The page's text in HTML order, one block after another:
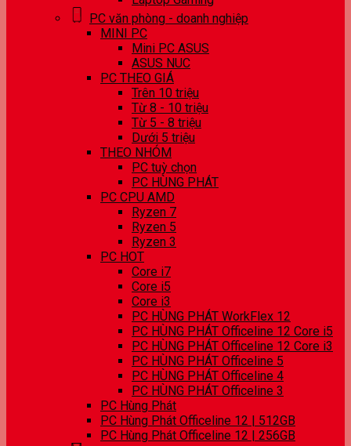
PC văn phòng - doanh nghiệp
MINI PC
Mini PC ASUS
ASUS NUC
PC THEO GIÁ
Trên 10 triệu
Từ 8 - 10 triệu
Từ 5 - 8 triệu
Dưới 5 triệu
THEO NHÓM
PC tuỳ chọn
PC HÙNG PHÁT
PC CPU AMD
Ryzen 7
Ryzen 5
Ryzen 3
PC HOT
Core i7
Core i5
Core i3
PC HÙNG PHÁT WorkFlex 12
PC HÙNG PHÁT Officeline 12 Core i5
PC HÙNG PHÁT Officeline 12 Core i3
PC HÙNG PHÁT Officeline 5
PC HÙNG PHÁT Officeline 4
PC HÙNG PHÁT Officeline 3
PC Hùng Phát
PC Hùng Phát Officeline 12 | 512GB
PC Hùng Phát Officeline 12 | 256GB